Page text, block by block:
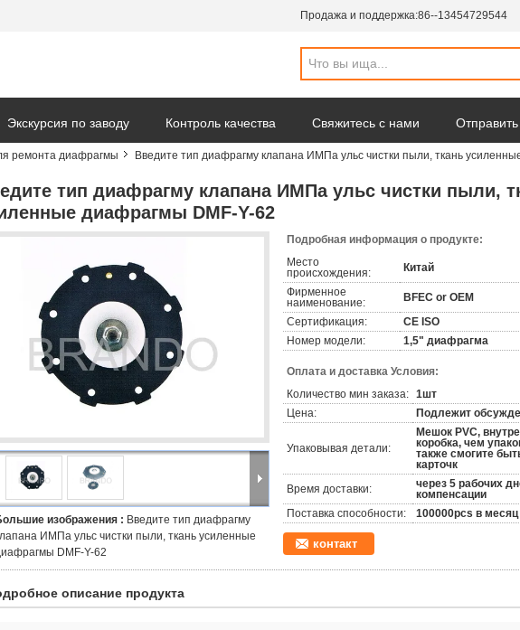
Продажа и поддержка:86--13454729544
Экскурсия по заводу Контроль качества Свяжитесь с нами
ремонта диафрагмы Введите тип диафрагму клапана ИМПа ульс чистки пыли, ткань
тип диафрагму клапана ИМПа ульс чистки пыли,
диафрагмы DMF-Y-62
изображения : Введите тип диафрагму
ИМПа ульс чистки пыли, ткань усиленные
DMF-Y-62
Подробная информация о продукте:
Место
происхождения:
Китай
Фирменное
наименование:
BFEC or OEM
Сертификация:
CE ISO
Номер модели:
1,5" диафрагма
Оплата и доставка Условия:
Количество мин заказа: 1шт
Цена:
Подлежит
Упаковывая детали:
Мешок PVC,
коробка, чем
также смогите
карточк
Время доставки:
через 5 рабочих
компенсации
Поставка способности:
100000pcs в месяц
контакт
описание продукта